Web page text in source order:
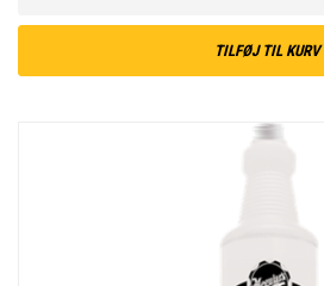
TILFØJ TIL KURV